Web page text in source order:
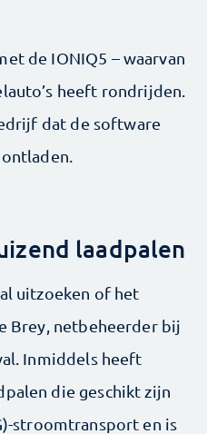
de IONIQ5 – waarvan
heeft rondrijden.
dat de software
laadpalen
uitzoeken of het
Brey, netbeheerder bij
Inmiddels heeft
die geschikt zijn
stroomtransport en is